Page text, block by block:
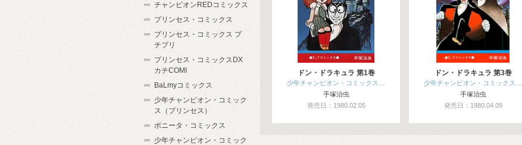
ドン・ドラキュラ 第1巻
少年チャンピオン・コミックス…
手塚治虫
発売日：1980.02.05
ドン・ドラキュラ 第3巻
少年チャンピオン・コミックス…
手塚治虫
発売日：1980.04.09
チャンピオンREDコミックス
プリンセス・コミックス
プリンセス・コミックス プ
チプリ
プリンセス・コミックスDX
カチCOMI
BaLmyコミックス
少年チャンピオン・コミック
ス（プリンセス）
ボニータ・コミックス
少年チャンピオン・コミック